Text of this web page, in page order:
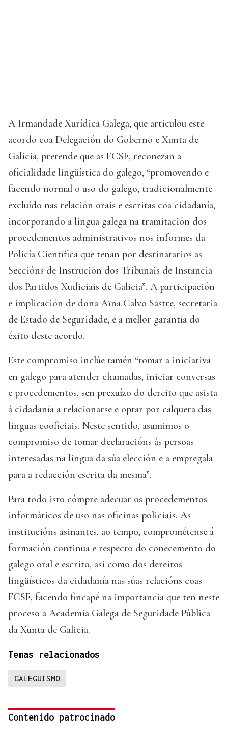
A Irmandade Xurídica Galega, que articulou este
acordo coa Delegación do Goberno e Xunta de
Galicia, pretende que as FCSE, recoñezan a
oficialidade lingüística do galego, “promovendo e
facendo normal o uso do galego, tradicionalmente
excluído nas relación orais e escritas coa cidadanía,
incorporando a lingua galega na tramitación dos
procedementos administrativos nos informes da
Policía Científica que teñan por destinatarios as
Seccións de Instrución dos Tribunais de Instancia
dos Partidos Xudiciais de Galicia”. A participación
e implicación de dona Aïna Calvo Sastre, secretaria
de Estado de Seguridade, é a mellor garantía do
éxito deste acordo.
Este compromiso inclúe tamén “tomar a iniciativa
en galego para atender chamadas, iniciar conversas
e procedementos, sen prexuízo do dereito que asista
á cidadanía a relacionarse e optar por calquera das
linguas cooficiais. Neste sentido, asumimos o
compromiso de tomar declaracións ás persoas
interesadas na lingua da súa elección e a empregala
para a redacción escrita da mesma”.
Para todo isto cómpre adecuar os procedementos
informáticos de uso nas oficinas policiais. As
institucións asinantes, ao tempo, comprométense á
formación continua e respecto do coñecemento do
galego oral e escrito, asi como dos dereitos
lingüísticos da cidadanía nas súas relacións coas
FCSE, facendo fincapé na importancia que ten neste
proceso a Academia Galega de Seguridade Pública
da Xunta de Galicia.
Temas relacionados
GALEGUISMO
Contenido patrocinado